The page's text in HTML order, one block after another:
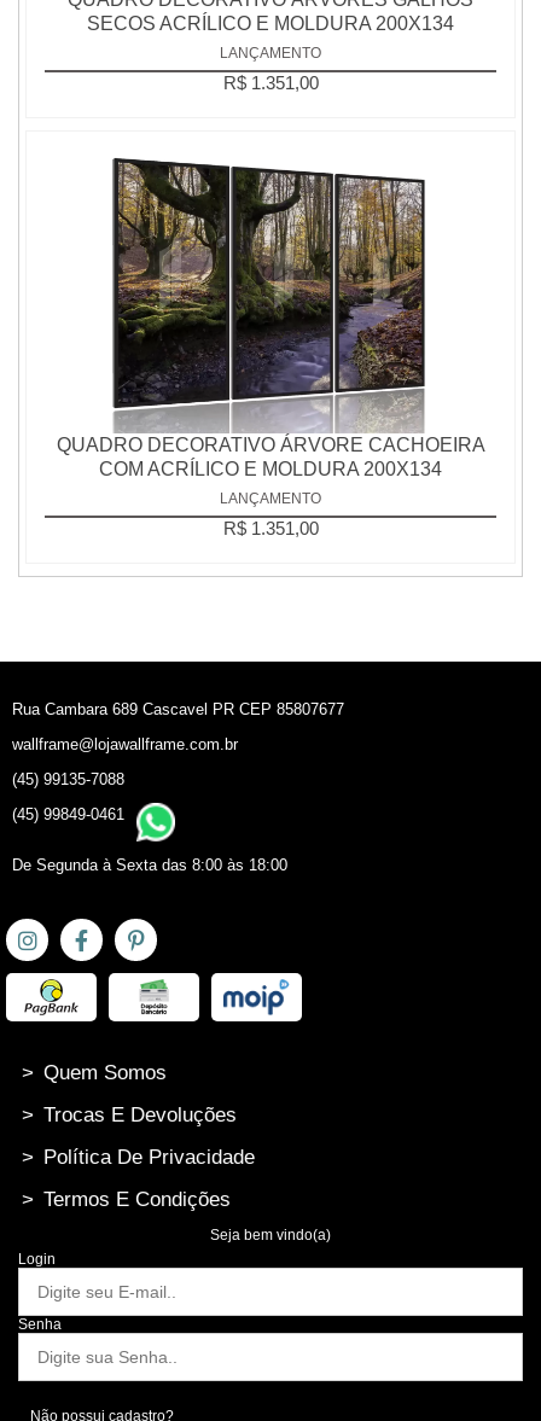
SECOS ACRÍLICO E MOLDURA 200X134
LANÇAMENTO
R$ 1.351,00
QUADRO DECORATIVO ÁRVORE CACHOEIRA
COM ACRÍLICO E MOLDURA 200X134
LANÇAMENTO
R$ 1.351,00
Rua Cambara 689 Cascavel PR CEP 85807677
wallframe@lojawallframe.com.br
(45) 99135-7088
(45) 99849-0461
De Segunda à Sexta das 8:00 às 18:00
> Quem Somos
> Trocas E Devoluções
> Política De Privacidade
> Termos E Condições
Seja bem vindo(a)
Login
Senha
Não possui cadastro?